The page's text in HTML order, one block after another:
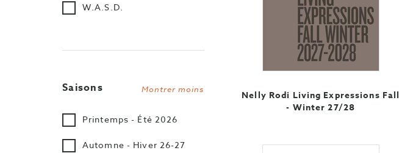
W.A.S.D.
Saisons Montrer moins
Printemps - Été 2026
Automne - Hiver 26-27
Nelly Rodi Living Expressions Fall
- Winter 27/28